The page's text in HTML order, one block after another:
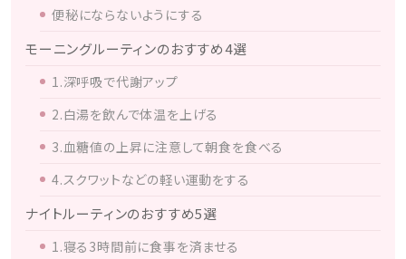
便秘にならないようにする
モーニングルーティンのおすすめ4選
1.深呼吸で代謝アップ
2.白湯を飲んで体温を上げる
3.血糖値の上昇に注意して朝食を食べる
4.スクワットなどの軽い運動をする
ナイトルーティンのおすすめ5選
1.寝る3時間前に食事を済ませる